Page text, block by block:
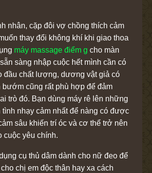
nhân, cặp đôi vợ chồng thích cảm
thay đổi không khí khi giao thoa
máy massage điểm g cho màn
sàng nhập cuộc hết mình cần có
đầu chất lượng, dương vật giả có
bướm cũng rất phù hợp để đảm
trò đó. Bạn dùng máy rê lên những
tình nhạy cảm nhất để nàng có được
sâu khiến trí óc và cơ thể trở nên
cuộc yêu chính.
cụ thủ dâm dành cho nữ đeo để
chị em độc thân hay xa cách